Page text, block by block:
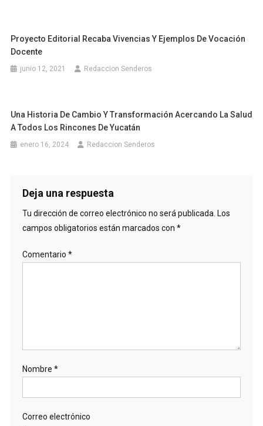
Proyecto Editorial Recaba Vivencias Y Ejemplos De Vocación
Docente
junio 12, 2021 Redaccion Senderos
Una Historia De Cambio Y Transformación Acercando La Salud
A Todos Los Rincones De Yucatán
enero 16, 2024 Redaccion Senderos
Deja una respuesta
Tu dirección de correo electrónico no será publicada. Los
campos obligatorios están marcados con *
Comentario *
Nombre *
Correo electrónico